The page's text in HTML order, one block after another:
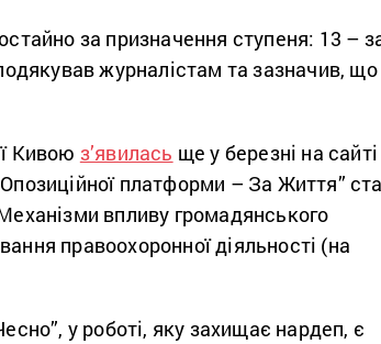
за призначення ступеня: 13 –
журналістам та зазначив, що
Кивою з’явилась ще у березні на сайті
платформи – За Життя”
впливу громадянського
правоохоронної діяльності (на
у роботі, яку захищає нардеп, є